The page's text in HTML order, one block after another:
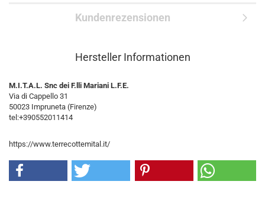
Kundenrezensionen
Hersteller Informationen
M.I.T.A.L. Snc dei F.lli Mariani L.F.E.
Via di Cappello 31
50023 Impruneta (Firenze)
tel:+390552011414
https://www.terrecottemital.it/